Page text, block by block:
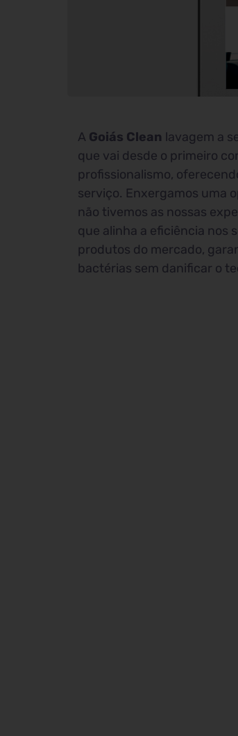
A Goiás Clean lavagem a
que vai desde o primeiro
profissionalismo,
serviço. Enxergamos uma
não tivemos as nossas
que alinha a eficiência nos
produtos do mercado,
bactérias sem danificar o